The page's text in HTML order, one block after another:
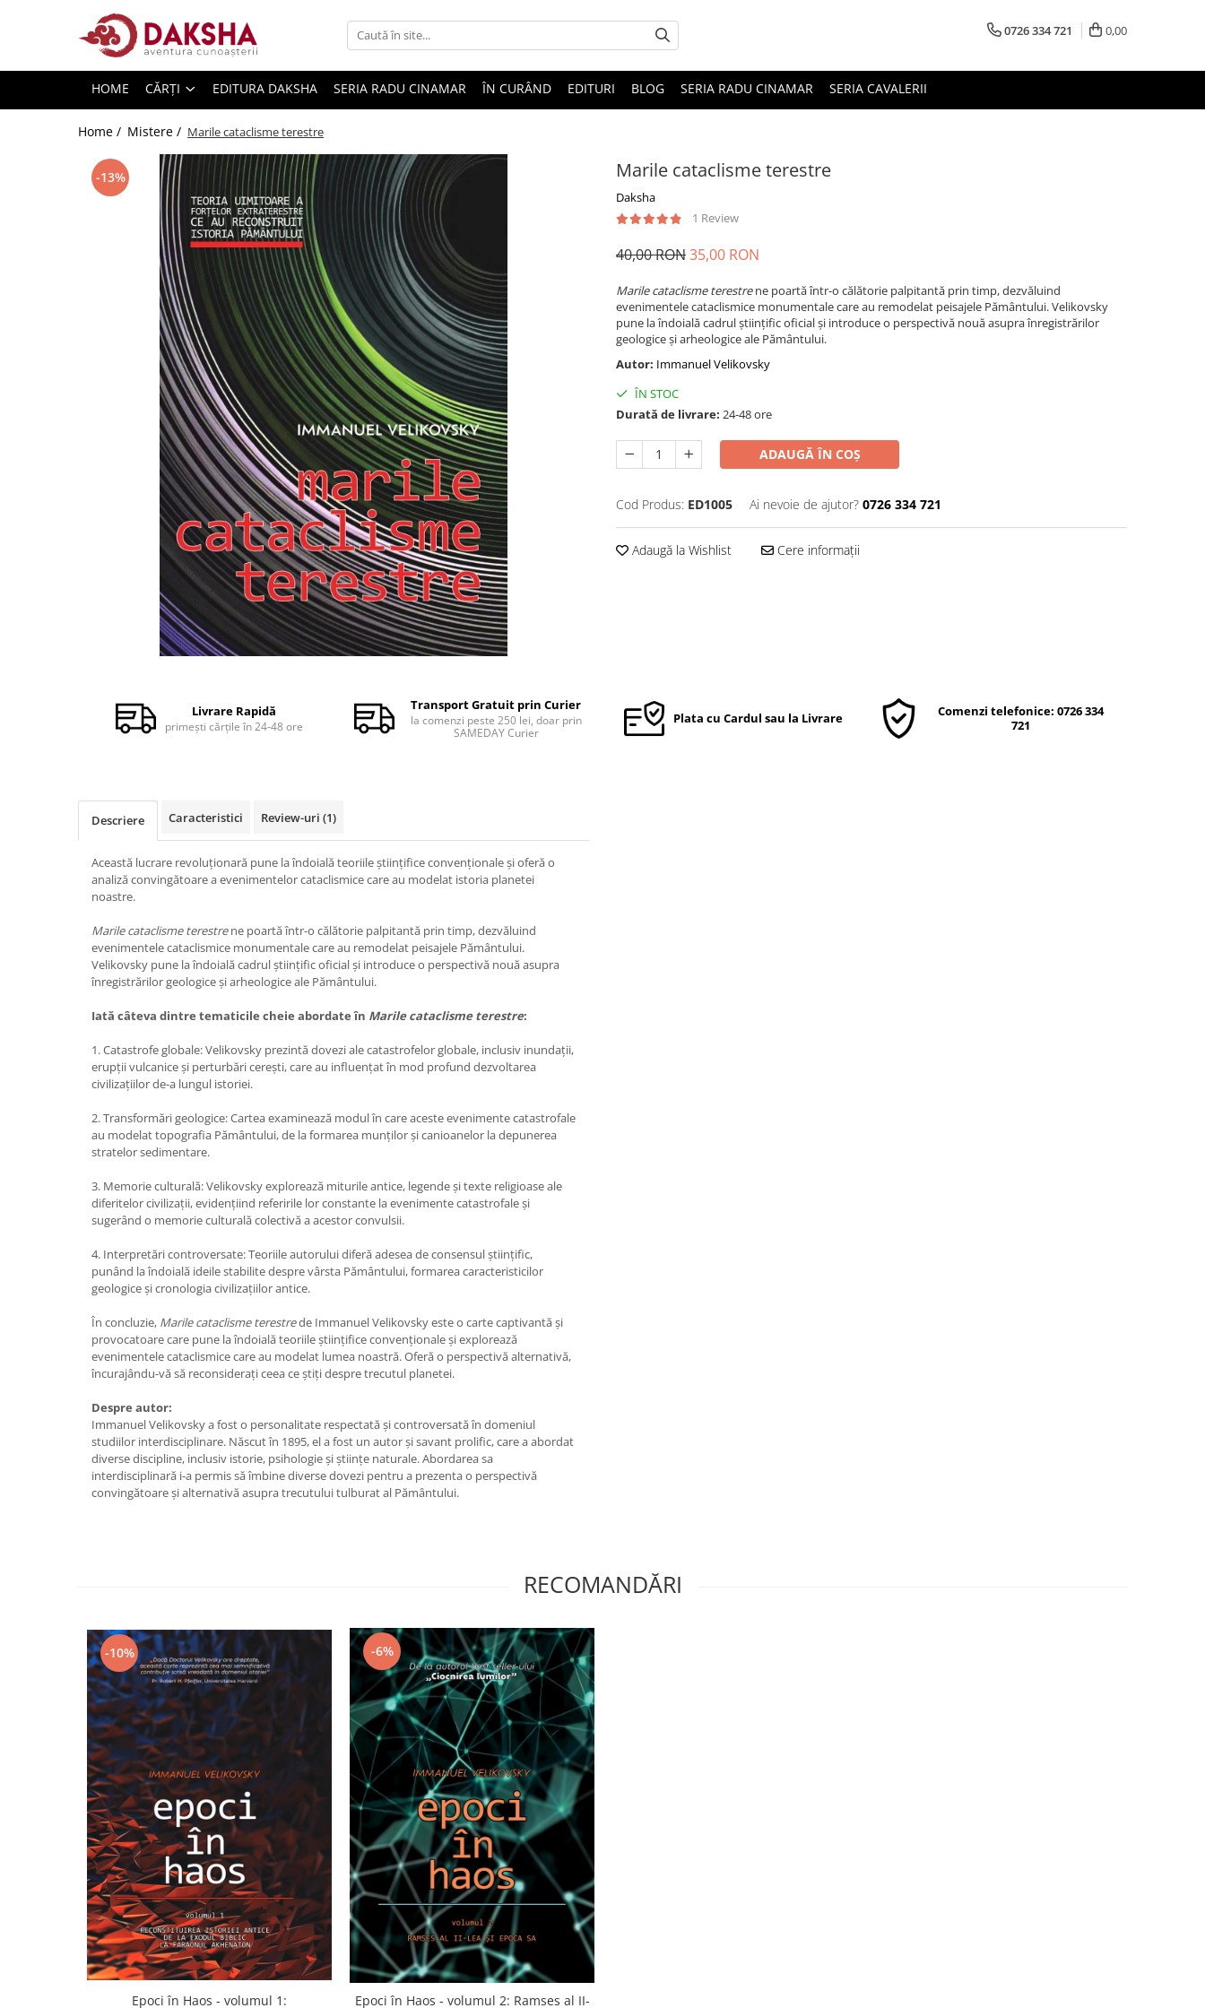
Editura Daksha
Seria Radu Cinamar
Seria David Icke
Seria Immanuel Velikovsky
Viata după moarte
Relații de cuplu
Psihologie practică
Lumea îngerilor
Seria Masaru Emoto
Vindecare spirituală
Viaţa de după moarte
Supă de pui pentru suflet
Spiritualitate şi ştiinţă
Fără categorie
0726 334 721 0,00
HOME CĂRȚI EDITURA DAKSHA SERIA RADU CINAMAR ÎN CURÂND EDITURI BLOG SERIA RADU CINAMAR SERIA CAVALERII
Home / Mistere / Marile cataclisme terestre
Marile cataclisme terestre
Daksha
1 Review
-13%
Facebook
40,00 RON35,00 RON
Marile cataclisme terestrene poartă într-o călătorie palpitantă prin timp, dezvăluind
evenimentele cataclismice monumentale care au remodelat peisajele Pământului. Velikovsky
pune la îndoială cadrul științific oficial și introduce o perspectivă nouă asupra înregistrărilor
geologice și arheologice ale Pământului.
Autor: Immanuel Velikovsky
ÎN STOC
Durată de livrare: 24-48 ore
ADAUGĂ ÎN COȘ
Cod Produs: ED1005 Ai nevoie de ajutor? 0726 334 721
Adaugă la Wishlist Cere informații
Livrare Rapidă
primești cărțile în 24-48 ore
Transport Gratuit prin Curier
la comenzi peste 250 lei, doar prin
SAMEDAY Curier
Plata cu Cardul sau la Livrare
Comenzi telefonice: 0726 334
721
Descriere Caracteristici Review-uri (1)
Această lucrare revoluționară pune la îndoială teoriile științifice convenționale și oferă o
analiză convingătoare a evenimentelor cataclismice care au modelat istoria planetei
noastre.
Marile cataclisme terestrene poartă într-o călătorie palpitantă prin timp, dezvăluind
evenimentele cataclismice monumentale care au remodelat peisajele Pământului.
Velikovsky pune la îndoială cadrul științific oficial și introduce o perspectivă nouă asupra
înregistrărilor geologice și arheologice ale Pământului.
Iată câteva dintre tematicile cheie abordate în Marile cataclisme terestre:
1. Catastrofe globale: Velikovsky prezintă dovezi ale catastrofelor globale, inclusiv inundații,
erupții vulcanice și perturbări cerești, care au influențat în mod profund dezvoltarea
civilizațiilor de-a lungul istoriei.
2. Transformări geologice: Cartea examinează modul în care aceste evenimente catastrofale
au modelat topografia Pământului, de la formarea munților și canioanelor la depunerea
stratelor sedimentare.
3. Memorie culturală: Velikovsky explorează miturile antice, legende și texte religioase ale
diferitelor civilizații, evidențiind referirile lor constante la evenimente catastrofale și
sugerând o memorie culturală colectivă a acestor convulsii.
4. Interpretări controversate: Teoriile autorului diferă adesea de consensul științific,
punând la îndoială ideile stabilite despre vârsta Pământului, formarea caracteristicilor
geologice și cronologia civilizațiilor antice.
În concluzie, Marile cataclisme terestrede Immanuel Velikovsky este o carte captivantă și
provocatoare care pune la îndoială teoriile științifice convenționale și explorează
evenimentele cataclismice care au modelat lumea noastră. Oferă o perspectivă alternativă,
încurajându-vă să reconsiderați ceea ce știți despre trecutul planetei.
Despre autor:
Immanuel Velikovsky a fost o personalitate respectată și controversată în domeniul
studiilor interdisciplinare. Născut în 1895, el a fost un autor și savant prolific, care a abordat
diverse discipline, inclusiv istorie, psihologie și științe naturale. Abordarea sa
interdisciplinară i-a permis să îmbine diverse dovezi pentru a prezenta o perspectivă
convingătoare și alternativă asupra trecutului tulburat al Pământului.
RECOMANDĂRI
-10%
Epoci în Haos - volumul 1:
-6%
Epoci în Haos - volumul 2: Ramses al II-